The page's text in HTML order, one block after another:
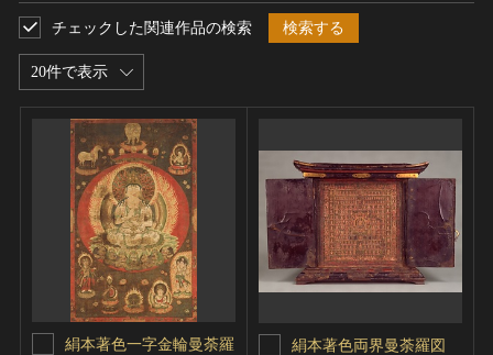
20件で表示
チェックした関連作品の検索 検索する
絹本著色一字金輪曼荼羅
絹本著色両界曼荼羅図